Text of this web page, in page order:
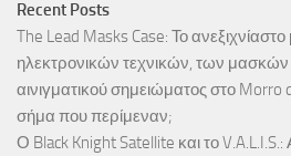
Recent Posts
The Lead Masks Case: Το
ηλεκτρονικών τεχνικών, των
αινιγματικού σημειώματος στο Morro
σήμα που περίμεναν;
Ο Black Knight Satellite και το